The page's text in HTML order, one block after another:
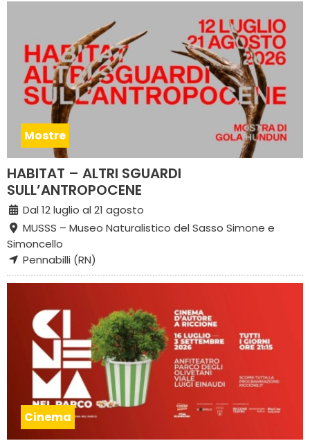
Mostre
HABITAT – ALTRI SGUARDI
SULL’ANTROPOCENE
Dal 12 luglio al 21 agosto
MUSSS – Museo Naturalistico del Sasso Simone e
Simoncello
Pennabilli (RN)
Cinema